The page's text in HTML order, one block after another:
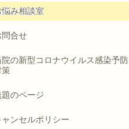
悩み相談室
問合せ
院の新型コロナウイルス感染予防
策
題のページ
ャンセルポリシー